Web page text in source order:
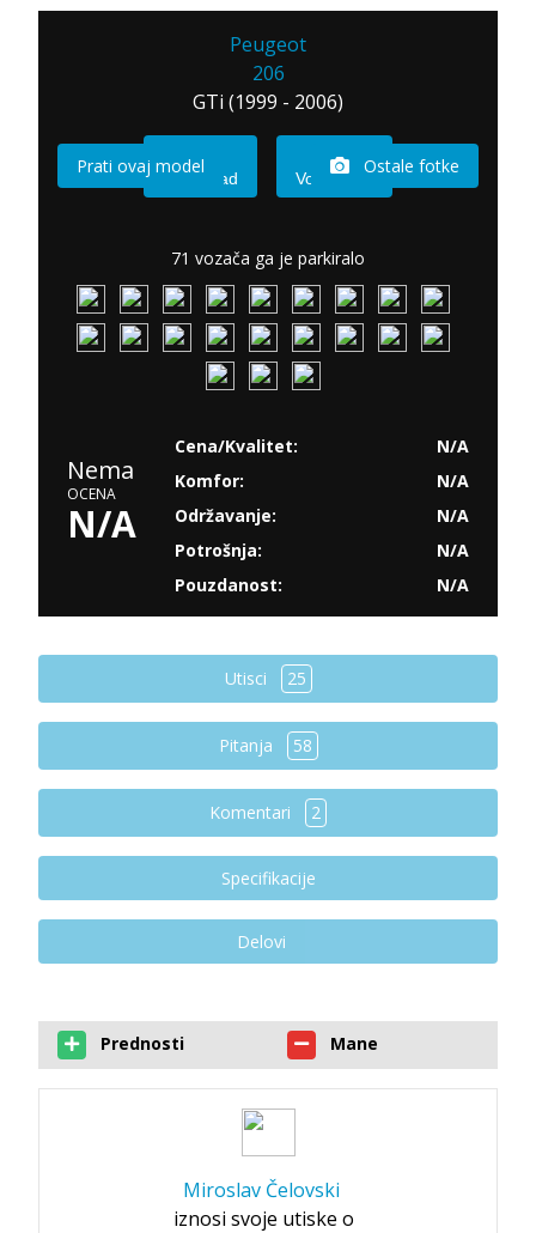
Peugeot
206
GTi (1999 - 2006)
Imam sad Vozio sam
Prati ovaj model Ostale fotke
71 vozača ga je parkiralo
Nema
OCENA
N/A
Cena/Kvalitet:
N/A
Komfor:
N/A
Održavanje:
N/A
Potrošnja:
N/A
Pouzdanost:
N/A
Utisci 25
Pitanja 58
Komentari 2
Specifikacije
Delovi
Prednosti Mane
Miroslav Čelovski
iznosi svoje utiske o